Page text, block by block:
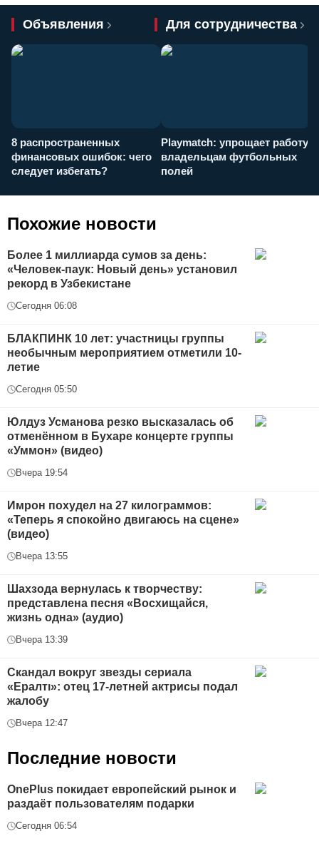
Объявления Для сотрудничества
8 распространенных
финансовых ошибок: чего
следует избегать?
Playmatch: упрощает работу
владельцам футбольных
полей
Похожие новости
Более 1 миллиарда сумов за день:
«Человек-паук: Новый день» установил
рекорд в Узбекистане
Сегодня 06:08
БЛАКПИНК 10 лет: участницы группы
необычным мероприятием отметили 10-
летие
Сегодня 05:50
Юлдуз Усманова резко высказалась об
отменённом в Бухаре концерте группы
«Уммон» (видео)
Вчера 19:54
Имрон похудел на 27 килограммов:
«Теперь я спокойно двигаюсь на сцене»
(видео)
Вчера 13:55
Шахзода вернулась к творчеству:
представлена песня «Восхищайся,
жизнь одна» (аудио)
Вчера 13:39
Скандал вокруг звезды сериала
«Ералтı»: отец 17-летней актрисы подал
жалобу
Вчера 12:47
Последние новости
OnePlus покидает европейский рынок и
раздаёт пользователям подарки
Сегодня 06:54